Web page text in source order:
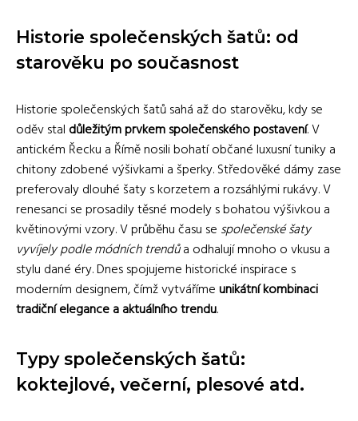
Historie společenských šatů: od
starověku po současnost
Historie společenských šatů sahá až do starověku, kdy se
oděv stal důležitým prvkem společenského postavení. V
antickém Řecku a Římě nosili bohatí občané luxusní tuniky a
chitony zdobené výšivkami a šperky. Středověké dámy zase
preferovaly dlouhé šaty s korzetem a rozsáhlými rukávy. V
renesanci se prosadily těsné modely s bohatou výšivkou a
květinovými vzory. V průběhu času se společenské šaty
vyvíjely podle módních trendůa odhalují mnoho o vkusu a
stylu dané éry. Dnes spojujeme historické inspirace s
moderním designem, čímž vytvářímeunikátní kombinaci
tradiční elegance a aktuálního trendu.
Typy společenských šatů:
koktejlové, večerní, plesové atd.